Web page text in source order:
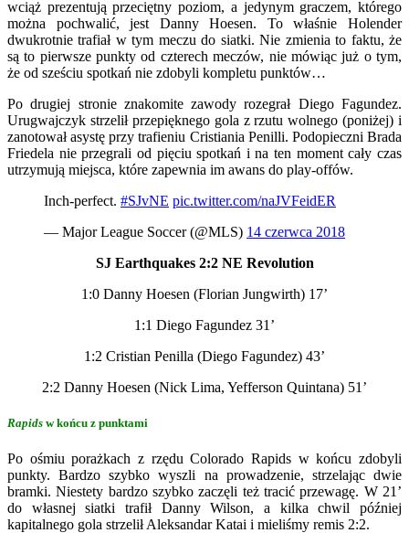
wciąż prezentują przeciętny poziom, a jedynym graczem, którego
można pochwalić, jest Danny Hoesen. To właśnie Holender
dwukrotnie trafiał w tym meczu do siatki. Nie zmienia to faktu, że
są to pierwsze punkty od czterech meczów, nie mówiąc już o tym,
że od sześciu spotkań nie zdobyli kompletu punktów…
Po drugiej stronie znakomite zawody rozegrał Diego Fagundez.
Urugwajczyk strzelił przepięknego gola z rzutu wolnego (poniżej) i
zanotował asystę przy trafieniu Cristiania Penilli. Podopieczni Brada
Friedela nie przegrali od pięciu spotkań i na ten moment cały czas
utrzymują miejsca, które zapewnia im awans do play-offów.
Inch-perfect. #SJvNE pic.twitter.com/naJVFeidER
— Major League Soccer (@MLS) 14 czerwca 2018
SJ Earthquakes 2:2 NE Revolution
1:0 Danny Hoesen (Florian Jungwirth) 17’
1:1 Diego Fagundez 31’
1:2 Cristian Penilla (Diego Fagundez) 43’
2:2 Danny Hoesen (Nick Lima, Yefferson Quintana) 51’
Rapids w końcu z punktami
Po ośmiu porażkach z rzędu Colorado Rapids w końcu zdobyli
punkty. Bardzo szybko wyszli na prowadzenie, strzelając dwie
bramki. Niestety bardzo szybko zaczęli też tracić przewagę. W 21’
do własnej siatki trafił Danny Wilson, a kilka chwil później
kapitalnego gola strzelił Aleksandar Katai i mieliśmy remis 2:2.